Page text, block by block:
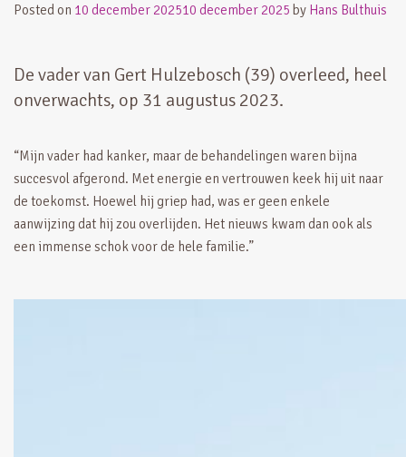
Posted on 10 december 202510 december 2025 by Hans Bulthuis
De vader van Gert Hulzebosch (39) overleed, heel
onverwachts, op 31 augustus 2023.
“Mijn vader had kanker, maar de behandelingen waren bijna
succesvol afgerond. Met energie en vertrouwen keek hij uit naar
de toekomst. Hoewel hij griep had, was er geen enkele
aanwijzing dat hij zou overlijden. Het nieuws kwam dan ook als
een immense schok voor de hele familie.”